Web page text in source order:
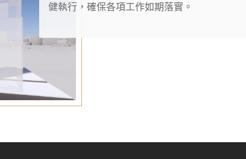
健執行，確保各項工作如期落實。